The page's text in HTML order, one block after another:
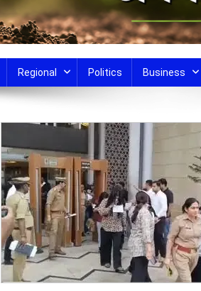
Regional Politics Business